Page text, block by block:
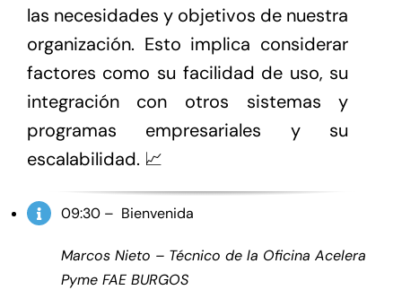
las necesidades y objetivos de nuestra
organización. Esto implica considerar
factores como su facilidad de uso, su
integración con otros sistemas y
programas empresariales y su
escalabilidad. 📈
09:30 – Bienvenida
Marcos Nieto – Técnico de la Oficina Acelera
Pyme FAE BURGOS